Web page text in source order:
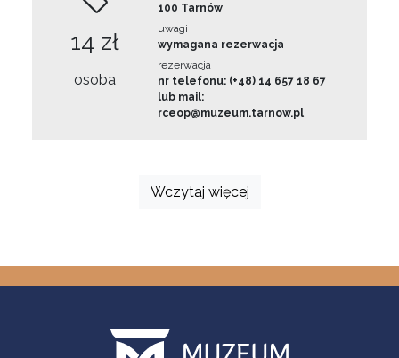
14 zł
osoba
100 Tarnów
uwagi
wymagana rezerwacja
rezerwacja
nr telefonu: (+48) 14 657 18 67
lub mail:
rceop@muzeum.tarnow.pl
Wczytaj więcej